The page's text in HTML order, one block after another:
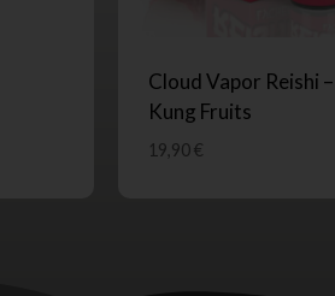
Cloud Vapor Reishi
Kung Fruits
19,90€